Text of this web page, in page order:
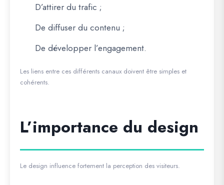
D’attirer du trafic ;
De diffuser du contenu ;
De développer l’engagement.
Les liens entre ces différents canaux doivent être simples et
cohérents.
L’importance du design
Le design influence fortement la perception des visiteurs.